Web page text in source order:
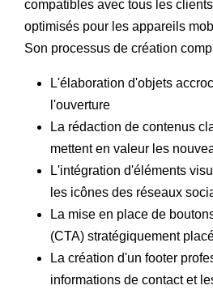
compatibles avec tous les
optimisés pour les appareils
Son processus de création
L'élaboration d'objets
l'ouverture
La rédaction de contenus
mettent en valeur les
L'intégration d'éléments
les icônes des réseaux
La mise en place de
(CTA) stratégiquement
La création d'un footer
informations de contact et